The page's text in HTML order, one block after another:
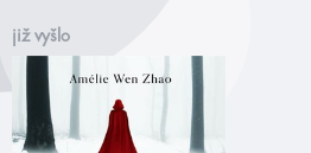
již vyšlo